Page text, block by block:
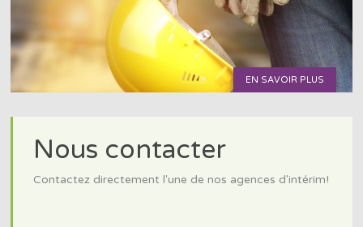
EN SAVOIR PLUS
Nous contacter
Contactez directement l'une de nos agences d'intérim!